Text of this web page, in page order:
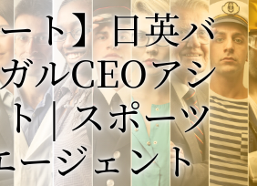
ト】日英バ
ルCEOアシ
| スポーツ
ージェント